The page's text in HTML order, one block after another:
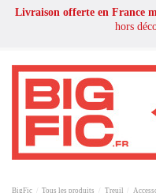
Livraison offerte en France
hors
BigFic Tous les produits Treuil